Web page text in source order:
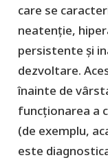
care se
neatenție,
persistente și
dezvoltare.
înainte de
funcționarea a
(de exemplu,
este